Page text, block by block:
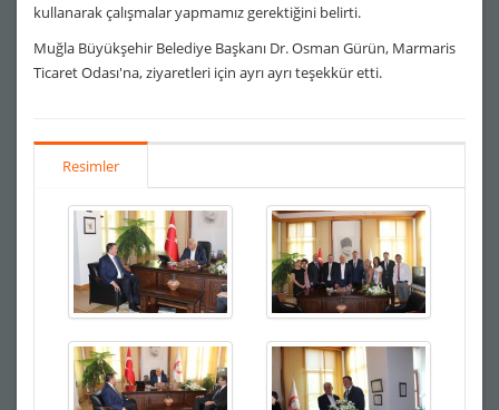
kullanarak çalışmalar yapmamız gerektiğini belirti.
Muğla Büyükşehir Belediye Başkanı Dr. Osman Gürün, Marmaris
Ticaret Odası'na, ziyaretleri için ayrı ayrı teşekkür etti.
Resimler